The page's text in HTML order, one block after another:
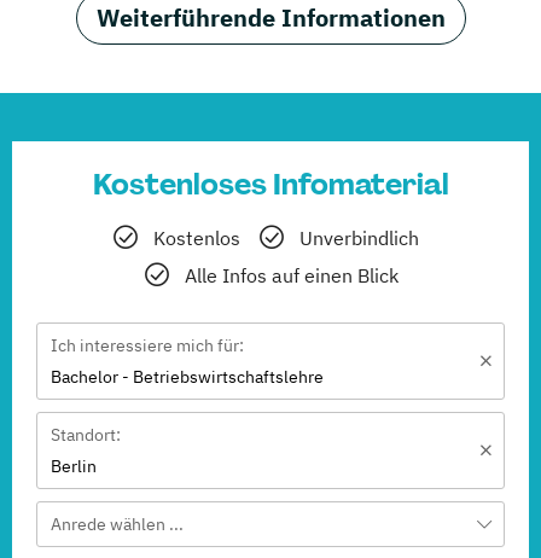
Weiterführende Informationen
Kostenloses Infomaterial
Kostenlos
Unverbindlich
Alle Infos auf einen Blick
Ich interessiere mich für:
Bachelor - Betriebswirtschaftslehre
Standort:
Berlin
Anrede wählen ...